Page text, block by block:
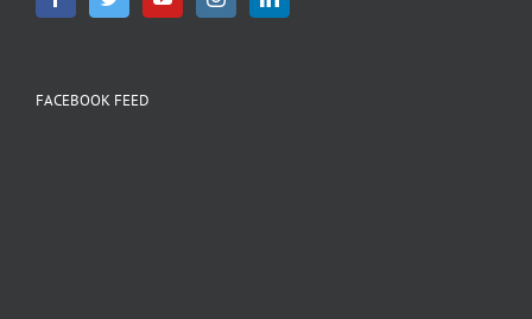
FACEBOOK FEED